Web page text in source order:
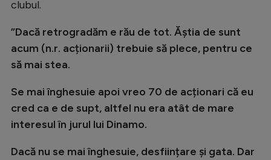
clubul.
”Dacă retrogradăm e rău de tot. Ăștia de sunt
acum (n.r. acționarii) trebuie să plece, pentru ce
să mai stea.
Se mai înghesuie apoi vreo 70 de acționari că eu
cred ca e de supt, altfel nu era atât de mare
interesul în jurul lui Dinamo.
Dacă nu se mai înghesuie, desființare și gata. Dar